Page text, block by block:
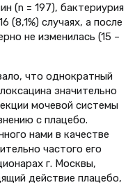
(n = 197), бактериурия
(8,1%) случаях, а после
не изменилась (15 –
что однократный
значительно
мочевой системы
с плацебо.
нами в качестве
частого его
г. Москвы,
действие плацебо,